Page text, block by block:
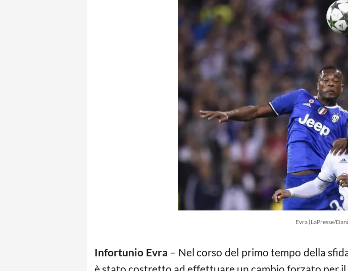
Evra (LaPresse/
Infortunio Evra – Nel corso del primo tempo della